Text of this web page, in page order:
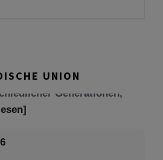
UNION
Begegnung.
beAw, erinnern wir uns